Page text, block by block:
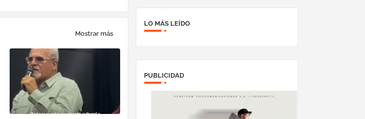
Mostrar más
LO MÁS LEÍDO
PUBLICIDAD